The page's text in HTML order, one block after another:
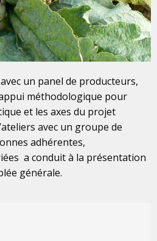
un panel de producteurs,
méthodologique pour
et les axes du projet
avec un groupe de
adhérentes,
a conduit à la présentation
générale.